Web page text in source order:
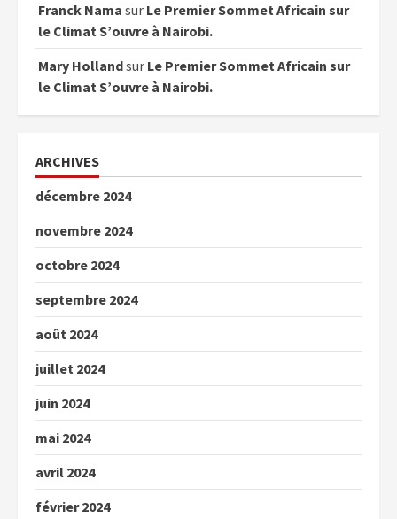
Franck Nama sur Le Premier Sommet Africain sur
le Climat S’ouvre à Nairobi.
Mary Hollandsur Le Premier Sommet Africain sur
le Climat S’ouvre à Nairobi.
ARCHIVES
décembre 2024
novembre 2024
octobre 2024
septembre 2024
août 2024
juillet 2024
juin 2024
mai 2024
avril 2024
février 2024